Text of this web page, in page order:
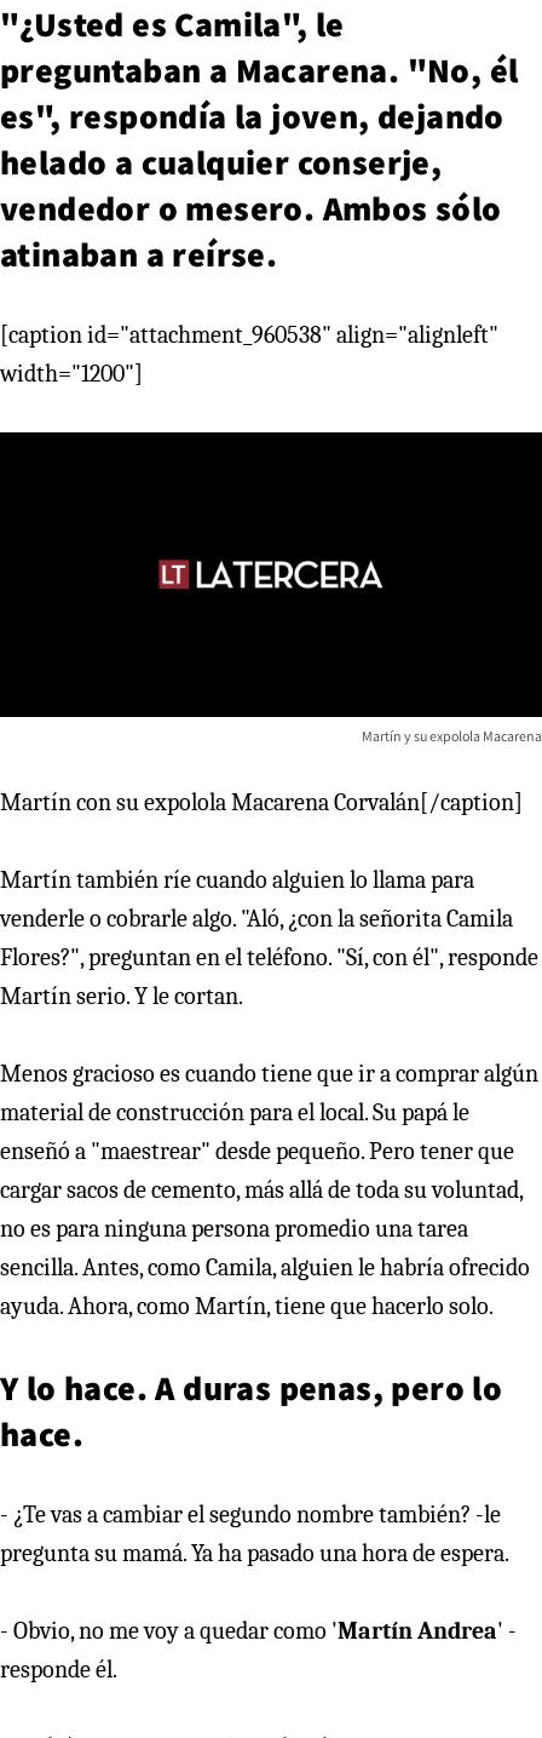
"¿Usted es Camila", le
preguntaban a Macarena. "No, él
es", respondía la joven, dejando
helado a cualquier conserje,
vendedor o mesero. Ambos sólo
atinaban a reírse.
[caption id="attachment_960538" align="alignleft"
width="1200"]
Martín y su expolola Macarena
Martín con su expolola Macarena Corvalán[/caption]
Martín también ríe cuando alguien lo llama para
venderle o cobrarle algo. "Aló, ¿con la señorita Camila
Flores?", preguntan en el teléfono. "Sí, con él", responde
Martín serio. Y le cortan.
Menos gracioso es cuando tiene que ir a comprar algún
material de construcción para el local. Su papá le
enseñó a "maestrear" desde pequeño. Pero tener que
cargar sacos de cemento, más allá de toda su voluntad,
no es para ninguna persona promedio una tarea
sencilla. Antes, como Camila, alguien le habría ofrecido
ayuda. Ahora, como Martín, tiene que hacerlo solo.
Y lo hace. A duras penas, pero lo
hace.
- ¿Te vas a cambiar el segundo nombre también? -le
pregunta su mamá. Ya ha pasado una hora de espera.
- Obvio, no me voy a quedar como 'Martín Andrea' -
responde él.